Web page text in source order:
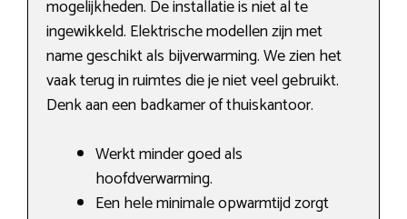
mogelijkheden. De installatie is niet al te
ingewikkeld. Elektrische modellen zijn met
name geschikt als bijverwarming. We zien het
vaak terug in ruimtes die je niet veel gebruikt.
Denk aan een badkamer of thuiskantoor.
Werkt minder goed als
hoofdverwarming.
Een hele minimale opwarmtijd zorgt